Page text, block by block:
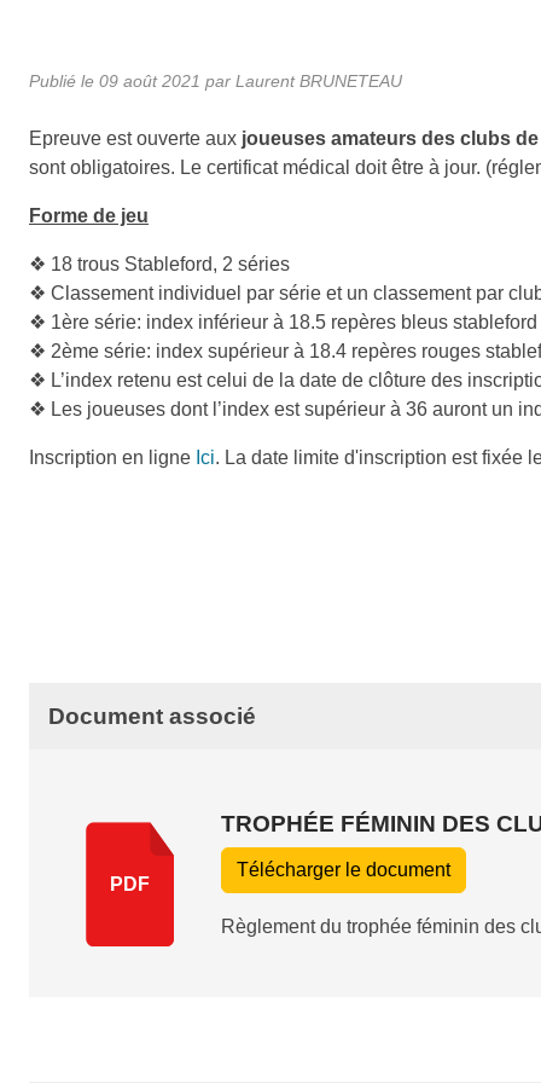
Publié le 09 août 2021 par Laurent BRUNETEAU
Epreuve est ouverte aux joueuses amateurs des clubs
sont obligatoires. Le certificat médical doit être à jour.
Forme de jeu
❖ 18 trous Stableford, 2 séries
❖ Classement individuel par série et un classement par
❖ 1ère série: index inférieur à 18.5 repères bleus stableford
❖ 2ème série: index supérieur à 18.4 repères rouges
❖ L’index retenu est celui de la date de clôture des
❖ Les joueuses dont l’index est supérieur à 36 auront un
Inscription en ligne Ici. La date limite d'inscription est fixée
Document associé
PDF
TROPHÉE FÉMININ DES
Télécharger le document
Règlement du trophée féminin des